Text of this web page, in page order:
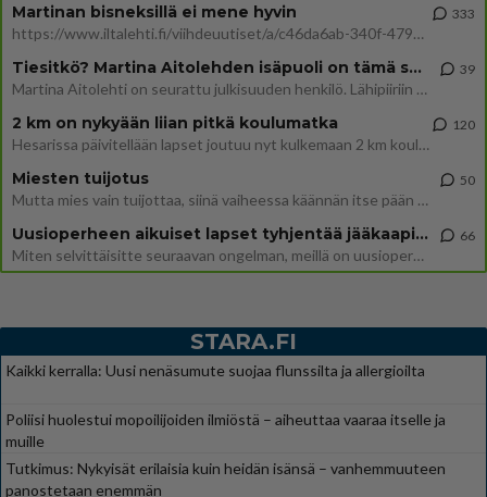
Martinan bisneksillä ei mene hyvin
https://www.iltalehti.fi/viihdeuutiset/a/c46da6ab-340f-4790-aaa7-0865eed2336 Yrityksen konkurssihakemus on tullut kärä
333
Tiesitkö? Martina Aitolehden isäpuoli on tämä suosittu laulaja
Martina Aitolehti on seurattu julkisuuden henkilö. Lähipiiriin mahtuu muitakin tunnettuja henkilöitä. Tiesitkö, että Ma
39
2 km on nykyään liian pitkä koulumatka
Hesarissa päivitellään lapset joutuu nyt kulkemaan 2 km kouluun jösses. Ruostefillarilla tuo matka menee vaikka miten äk
120
Miesten tuijotus
Mutta mies vain tuijottaa, siinä vaiheessa käännän itse pään pois. Mikä juttu? Yleensä jos joku tuijottaa tai katsoo, hä
50
Uusioperheen aikuiset lapset tyhjentää jääkaapin käydessään
Miten selvittäisitte seuraavan ongelman, meillä on uusioperhe, minulla teini-ikäiset lapset ja puolisolla aikuiset, jotk
66
STARA.FI
Kaikki kerralla: Uusi nenäsumute suojaa flunssilta ja allergioilta
Poliisi huolestui mopoilijoiden ilmiöstä – aiheuttaa vaaraa itselle ja
muille
Tutkimus: Nykyisät erilaisia kuin heidän isänsä – vanhemmuuteen
panostetaan enemmän